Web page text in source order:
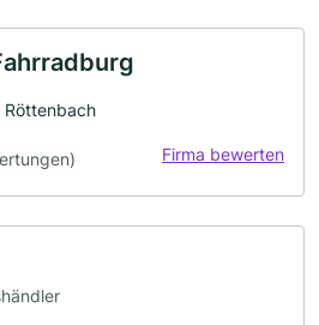
Röttenbach
Firma bewerten